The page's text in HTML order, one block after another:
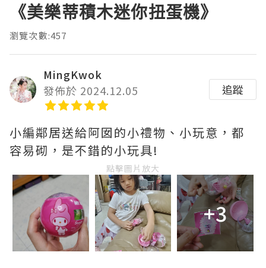
《美樂蒂積木迷你扭蛋機》
瀏覽次數:457
MingKwok
發佈於 2024.12.05
追蹤
小編鄰居送給阿囡的小禮物、小玩意，都
容易砌，是不錯的小玩具!
點擊圖片放大
+3